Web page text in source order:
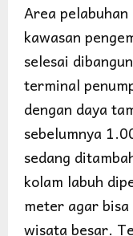
Area
kawasan
selesai
terminal
dengan daya
sebelumnya
sedang
kolam labuh
meter agar
wisata besar.